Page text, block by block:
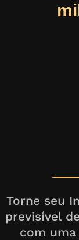
Torne seu
previsível
com